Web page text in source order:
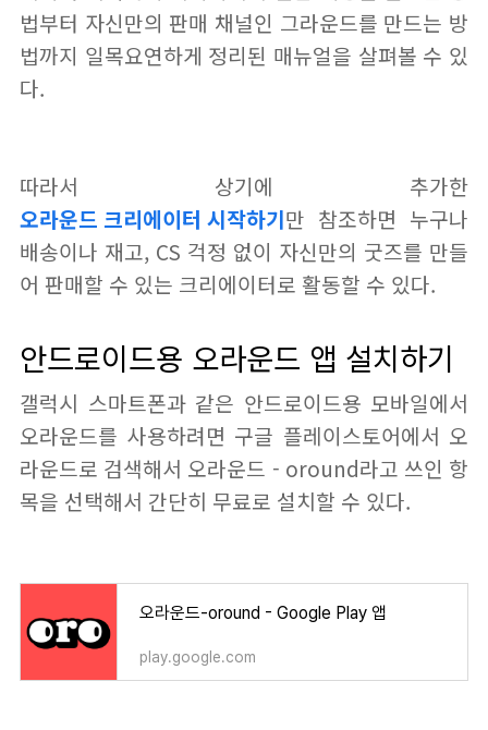
법부터 자신만의 판매 채널인 그라운드를 만드는 방
법까지 일목요연하게 정리된 매뉴얼을 살펴볼 수 있
다.
따라서 상기에 추가한
오라운드 크리에이터 시작하기만 참조하면 누구나
배송이나 재고, CS 걱정 없이 자신만의 굿즈를 만들
어 판매할 수 있는 크리에이터로 활동할 수 있다.
안드로이드용 오라운드 앱 설치하기
갤럭시 스마트폰과 같은 안드로이드용 모바일에서
오라운드를 사용하려면 구글 플레이스토어에서 오
라운드로 검색해서 오라운드 - oround라고 쓰인 항
목을 선택해서 간단히 무료로 설치할 수 있다.
오라운드-oround - Google Play 앱
play.google.com